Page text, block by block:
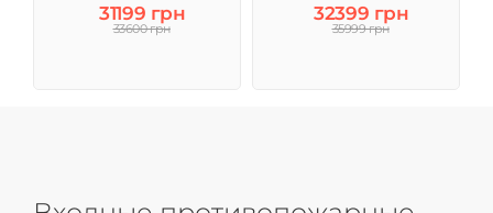
вентиляцией ДМП ЕІ60-
1500х2050 мм
31199 грн
33600 грн
вентиляцией антипаника
ДМП ЕІ60- 1500х2050 мм
32399 грн
35999 грн